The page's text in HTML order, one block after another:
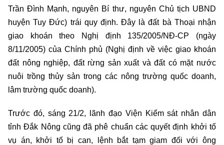
Trần Đình Mạnh, nguyên Bí thư, nguyên Chủ tịch UBND
huyện Tuy Đức) trái quy định. Đây là đất bà Thoại nhận
giao khoán theo Nghị định 135/2005/NĐ-CP (ngày
8/11/2005) của Chính phủ (Nghị định về việc giao khoán
đất nông nghiệp, đất rừng sản xuất và đất có mặt nước
nuôi trồng thủy sản trong các nông trường quốc doanh,
lâm trường quốc doanh).
Trước đó, sáng 21/2, lãnh đạo Viện Kiểm sát nhân dân
tỉnh Đắk Nông cũng đã phê chuẩn các quyết định khởi tố
vụ án, khởi tố bị can, lệnh bắt tạm giam đối với ông